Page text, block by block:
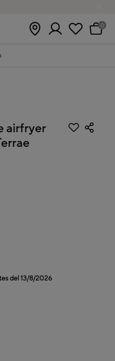
0
airfryer
del13/8/2026